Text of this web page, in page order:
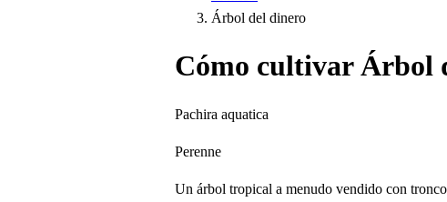
Árbol del dinero
Cómo cultivar Árbol
Pachira aquatica
Perenne
Un árbol tropical a menudo vendido con